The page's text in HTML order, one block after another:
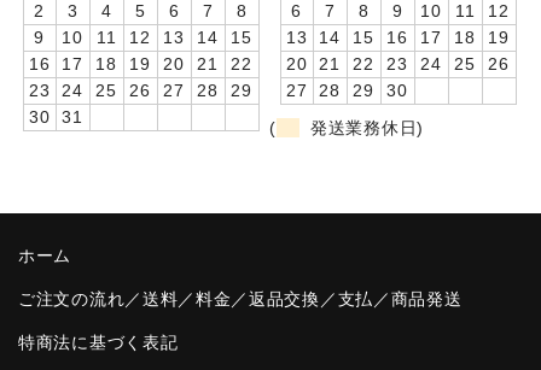
音声入りフォトフレームクロック(集合)
音声入りフォトフレームクロック(校歌)
スポーツウォッチ
2
3 4 5 6 7
8
9
10 11 12 13 14
15
16
17 18 19 20 21
22
23
24 25 26 27 28
29
30
31
6
7 8 9 10 11
12
13
14 15 16 17 18
19
20
21 22 23 24 25
26
27
28 29
30
(
発送業務休日)
ホーム
ご注文の流れ／送料／料金／返品交換／支払／商品発送
特商法に基づく表記